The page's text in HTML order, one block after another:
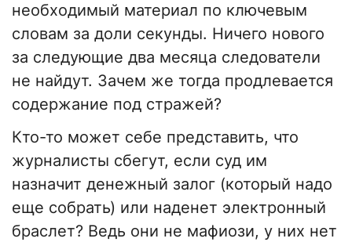
необходимый материал по ключевым
словам за доли секунды. Ничего нового
за следующие два месяца следователи
не найдут. Зачем же тогда продлевается
содержание под стражей?
Кто-то может себе представить, что
журналисты сбегут, если суд им
назначит денежный залог (который надо
еще собрать) или наденет электронный
браслет? Ведь они не мафиози, у них нет